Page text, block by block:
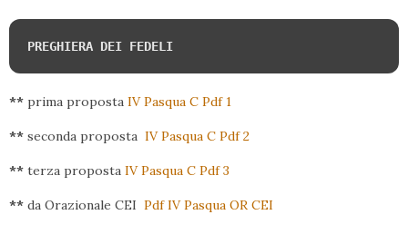
PREGHIERA DEI FEDELI
** prima proposta IV Pasqua C Pdf 1
** seconda proposta IV Pasqua C Pdf 2
** terza proposta IV Pasqua C Pdf 3
** da Orazionale CEI Pdf IV Pasqua OR CEI